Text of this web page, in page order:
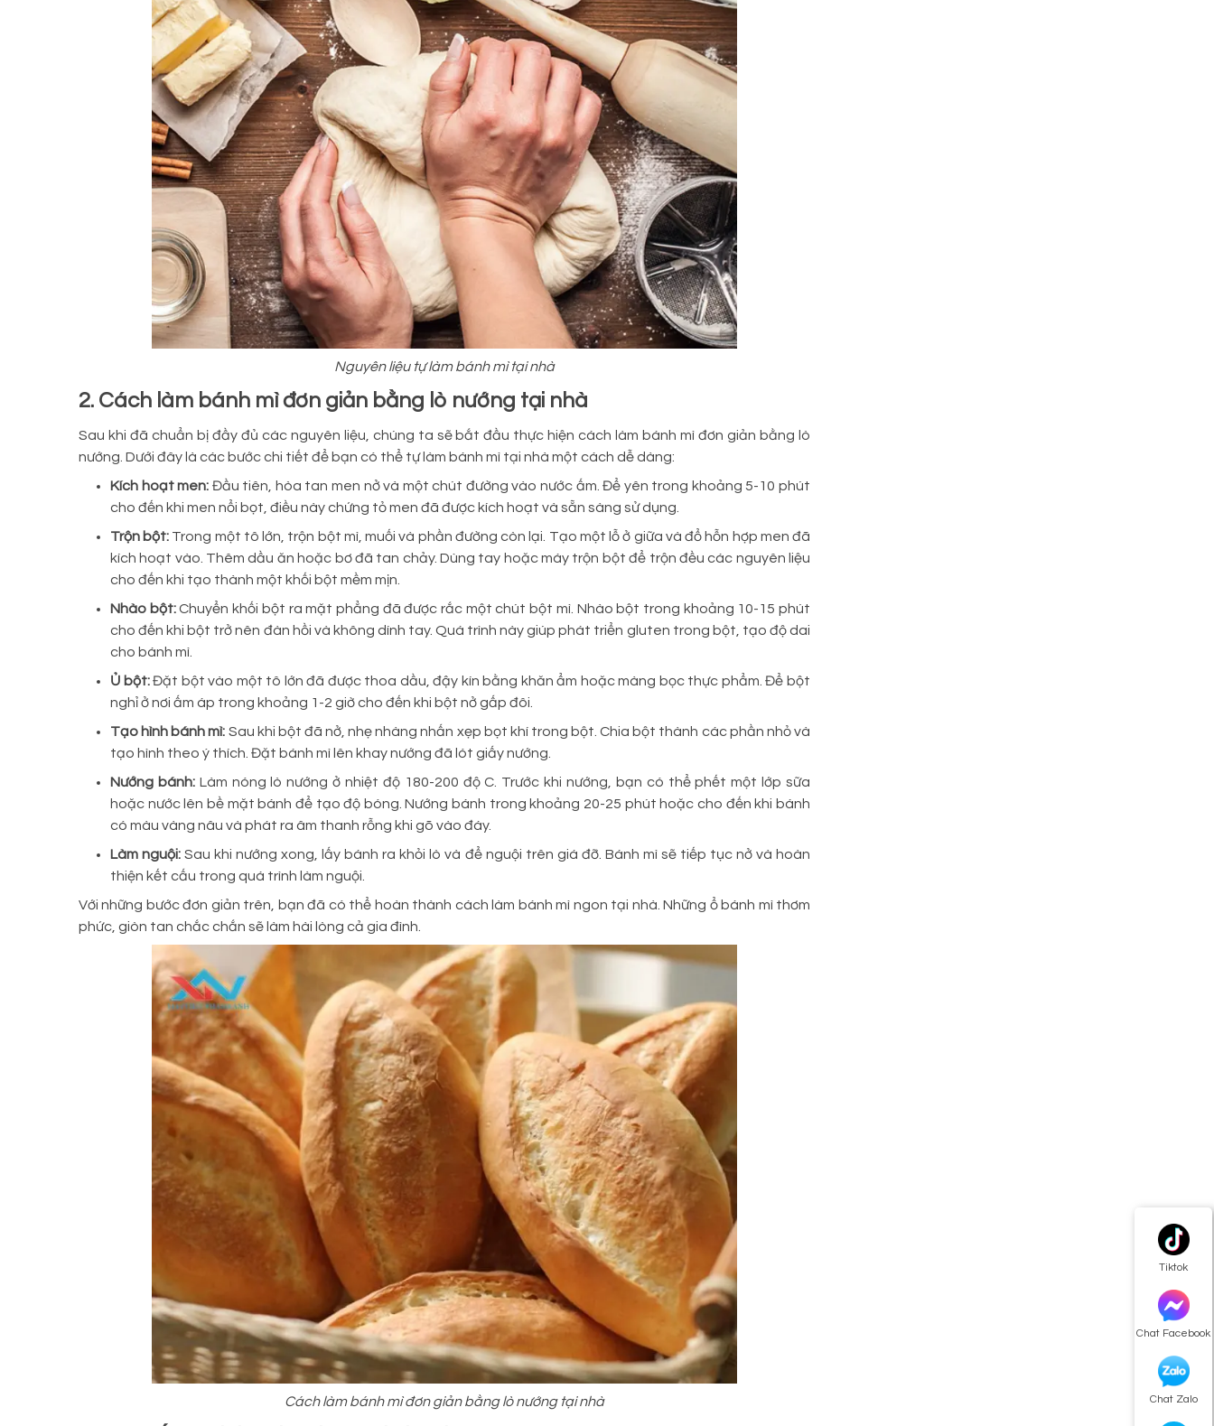
Tiktok
Chat Facebook
Chat Zalo
Nguyên liệu tự làm bánh mì tại nhà
2. Cách làm bánh mì đơn giản bằng lò nướng tại nhà
Sau khi đã chuẩn bị đầy đủ các nguyên liệu, chúng ta sẽ bắt đầu thực hiện cách làm bánh mì đơn giản bằng lò
nướng. Dưới đây là các bước chi tiết để bạn có thể tự làm bánh mì tại nhà một cách dễ dàng:
Kích hoạt men: Đầu tiên, hòa tan men nở và một chút đường vào nước ấm. Để yên trong khoảng 5-10 phút
cho đến khi men nổi bọt, điều này chứng tỏ men đã được kích hoạt và sẵn sàng sử dụng.
Trộn bột: Trong một tô lớn, trộn bột mì, muối và phần đường còn lại. Tạo một lỗ ở giữa và đổ hỗn hợp men đã
kích hoạt vào. Thêm dầu ăn hoặc bơ đã tan chảy. Dùng tay hoặc máy trộn bột để trộn đều các nguyên liệu
cho đến khi tạo thành một khối bột mềm mịn.
Nhào bột:Chuyển khối bột ra mặt phẳng đã được rắc một chút bột mì. Nhào bột trong khoảng 10-15 phút
cho đến khi bột trở nên đàn hồi và không dính tay. Quá trình này giúp phát triển gluten trong bột, tạo độ dai
cho bánh mì.
Ủ bột:Đặt bột vào một tô lớn đã được thoa dầu, đậy kín bằng khăn ẩm hoặc màng bọc thực phẩm. Để bột
nghỉ ở nơi ấm áp trong khoảng 1-2 giờ cho đến khi bột nở gấp đôi.
Tạo hình bánh mì: Sau khi bột đã nở, nhẹ nhàng nhấn xẹp bọt khí trong bột. Chia bột thành các phần nhỏ và
tạo hình theo ý thích. Đặt bánh mì lên khay nướng đã lót giấy nướng.
Nướng bánh: Làm nóng lò nướng ở nhiệt độ 180-200 độ C. Trước khi nướng, bạn có thể phết một lớp sữa
hoặc nước lên bề mặt bánh để tạo độ bóng. Nướng bánh trong khoảng 20-25 phút hoặc cho đến khi bánh
có màu vàng nâu và phát ra âm thanh rỗng khi gõ vào đáy.
Làm nguội:Sau khi nướng xong, lấy bánh ra khỏi lò và để nguội trên giá đỡ. Bánh mì sẽ tiếp tục nở và hoàn
thiện kết cấu trong quá trình làm nguội.
Với những bước đơn giản trên, bạn đã có thể hoàn thành cách làm bánh mì ngon tại nhà. Những ổ bánh mì thơm
phức, giòn tan chắc chắn sẽ làm hài lòng cả gia đình.
Cách làm bánh mì đơn giản bằng lò nướng tại nhà